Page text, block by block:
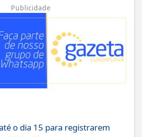
Publicidade
o dia 15 para registrarem